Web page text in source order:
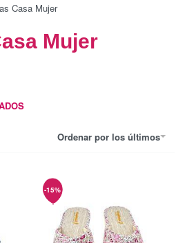
Casa Mujer
Mujer
Ordenar por los últimos